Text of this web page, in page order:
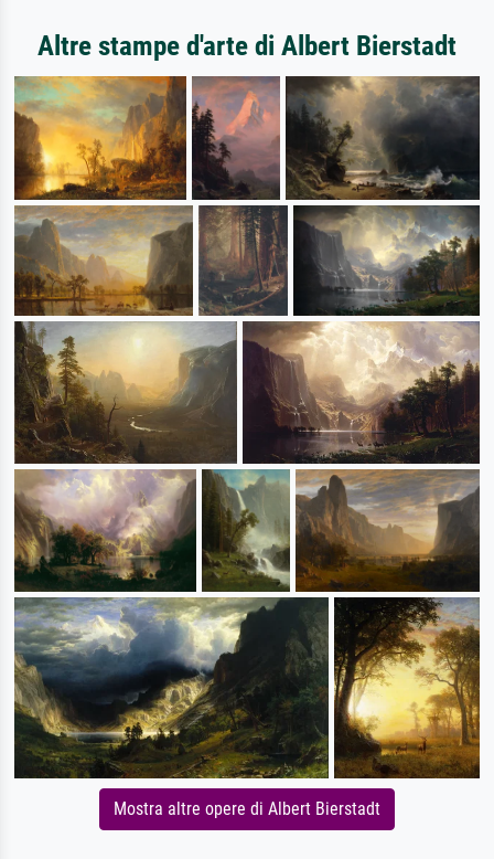
Altre stampe d'arte di Albert Bierstadt
Mostra altre opere di Albert Bierstadt